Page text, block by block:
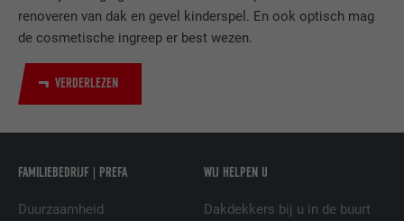
renoveren van dak en gevel kinderspel. En ook optisch mag
de cosmetische ingreep er best wezen.
VERDERLEZEN
FAMILIEBEDRIJF | PREFA
Duurzaamheid
WIJ HELPEN U
Dakdekkers bij u in de buurt
Gebruikt door de socialnetworking-dienst
AANBIEDER